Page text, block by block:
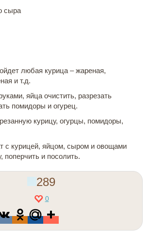
сыра
любая курица – жареная,
и т.д.
яйца очистить, разрезать
помидоры и огурец.
курицу, огурцы, помидоры,
с курицей, яйцом, сыром и овощами
поперчить и посолить.
289
0